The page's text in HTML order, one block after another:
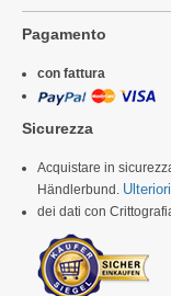
Pagamento
con fattura
Sicurezza
Acquistare in
Händlerbund.
dei dati con